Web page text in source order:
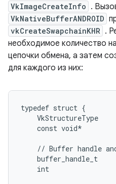
VkImageCreateInfo .
VkNativeBufferANDROID
vkCreateSwapchainKHR .
необходимое количество
цепочки обмена, а затем
для каждого из них:
typedef struct {
VkStructureType
const void*
// Buffer handle
buffer_handle_t
int